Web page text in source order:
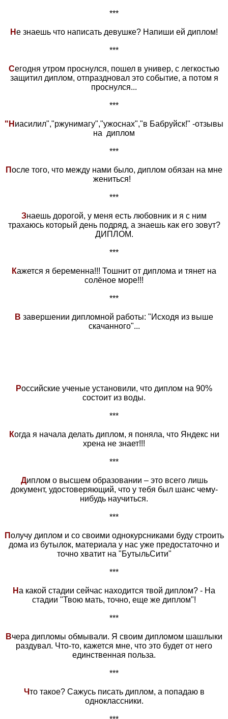
***
Не знаешь что написать девушке? Напиши ей диплом!
***
Сегодня утром проснулся, пошел в универ, с легкостью
защитил диплом, отпраздновал это событие, а потом я
проснулся...
***
"Н иасилил","ржунимагу","ужоснах","в Бабруйск!" -отзывы
на диплом
***
После того, что между нами было, диплом обязан на мне
жениться!
***
Знаешь дорогой, у меня есть любовник и я с ним
трахаюсь который день подряд, а знаешь как его зовут?
ДИПЛОМ.
***
Кажется я беременна!!! Тошнит от диплома и тянет на
солёное море!!!
***
В завершении дипломной работы: "Исходя из выше
скачанного"...
Российские ученые установили, что диплом на 90%
состоит из воды.
***
Когда я начала делать диплом, я поняла, что Яндекс ни
хрена не знает!!!
***
Диплом о высшем образовании – это всего лишь
документ, удостоверяющий, что у тебя был шанс чему-
нибудь научиться.
***
Получу диплом и со своими однокурсниками буду строить
дома из бутылок, материала у нас уже предостаточно и
точно хватит на "БутыльСити"
***
На какой стадии сейчас находится твой диплом? - На
стадии "Твою мать, точно, еще же диплом"!
***
Вчера дипломы обмывали. Я своим дипломом шашлыки
раздувал. Что-то, кажется мне, что это будет от него
единственная польза.
***
Что такое? Сажусь писать диплом, а попадаю в
одноклассники.